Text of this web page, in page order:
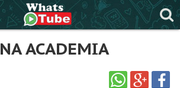
ACADEMIA